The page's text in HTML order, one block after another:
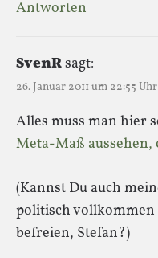
Antworten
SvenRsagt:
26. Januar 2011 um 22:55 Uhr
Alles muss man hier
Meta-Maß aussehen,
(Kannst Du auch
politisch
befreien, Stefan?)